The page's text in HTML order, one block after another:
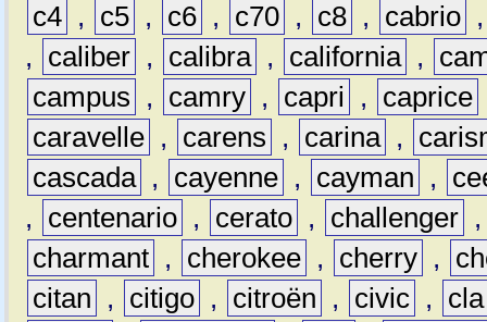
c4 , c5 , c6 , c70 , c8 , cabrio
,
caliber , calibra , california ,
campus
, camry , capri , caprice
caravelle , carens , carina ,
cascada , cayenne , cayman ,
,
centenario , cerato , challenger
charmant , cherokee , cherry ,
citan
, citigo , citroën , civic ,
cla